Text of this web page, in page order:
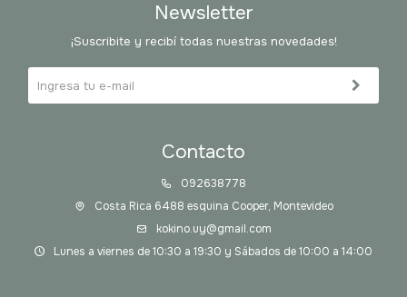
Contacto
092638778
Costa Rica 6488 esquina Cooper, Montevideo
kokino.uy@gmail.com
Lunes a viernes de 10:30 a 19:30 y Sábados de 10:00 a 14:00
Newsletter
¡Suscribite y recibí todas nuestras novedades!